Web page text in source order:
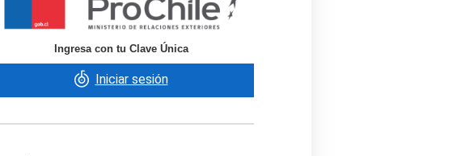
Ingresa con tu Clave Única
Iniciar sesión